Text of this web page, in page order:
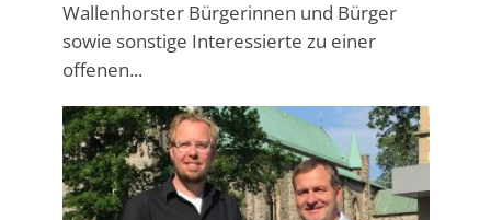
Wallenhorster Bürgerinnen und Bürger
sowie sonstige Interessierte zu einer
offenen...